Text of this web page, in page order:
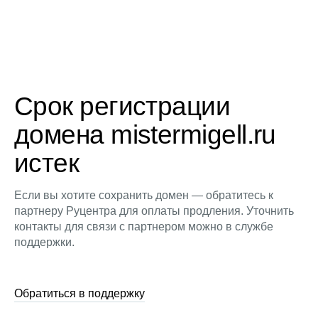
Срок регистрации
домена mistermigell.ru
истек
Если вы хотите сохранить домен — обратитесь к
партнеру Руцентра для оплаты продления. Уточнить
контакты для связи с партнером можно в службе
поддержки.
Обратиться в поддержку